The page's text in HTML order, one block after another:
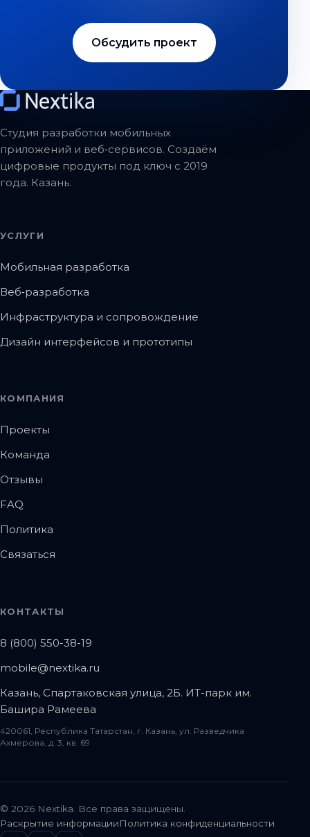
Обсудить проект
Студия разработки мобильных
приложений и веб‑сервисов. Создаём
цифровые продукты под ключ с 2019
года. Казань.
УСЛУГИ
Мобильная разработка
Веб‑разработка
Инфраструктура и сопровождение
Дизайн интерфейсов и прототипы
КОМПАНИЯ
Проекты
Команда
Отзывы
FAQ
Политика
Связаться
КОНТАКТЫ
8 (800) 550-38-19
mobile@nextika.ru
Казань, Спартаковская улица, 2Б. ИТ-парк им.
Башира Рамеева
420061, Республика Татарстан, г. Казань, ул. Разведчика
Ахмерова, д. 3, кв. 69
© 2026 Nextika. Все права защищены.
Раскрытие информацииПолитика конфиденциальности